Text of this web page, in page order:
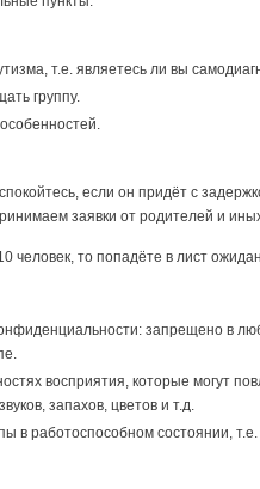
т.е. являетесь ли вы
группу.
если он придёт с
заявки от родителей и
человек, то попадёте в лист
запрещено в
восприятия, которые могут
запахов, цветов и т.д.
в работоспособном состоянии,